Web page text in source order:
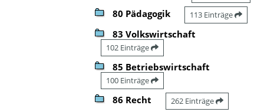
80 Pädagogik 113 Einträge
83 Volkswirtschaft
102 Einträge
85 Betriebswirtschaft
100 Einträge
86 Recht 262 Einträge